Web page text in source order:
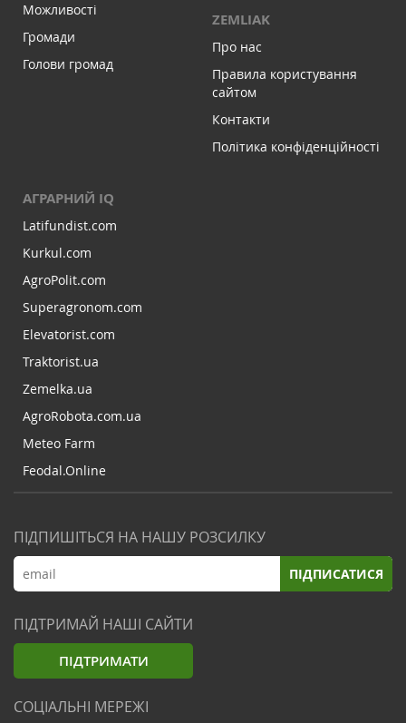
Можливості
Громади
Голови громад
ZEMLIAK
Про нас
Правила користування
сайтом
Контакти
Політика конфіденційності
АГРАРНИЙ IQ
Latifundist.com
Kurkul.com
AgroPolit.com
Superagronom.com
Elevatorist.com
Traktorist.ua
Zemelka.ua
AgroRobota.com.ua
Meteo Farm
Feodal.Online
ПІДПИШІТЬСЯ НА НАШУ РОЗСИЛКУ
ПІДПИСАТИСЯ
ПІДТРИМАЙ НАШІ САЙТИ
ПІДТРИМАТИ
СОЦІАЛЬНІ МЕРЕЖІ